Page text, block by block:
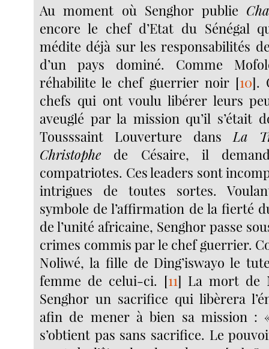
Au moment où Senghor publie
encore le chef d’Etat du Sénégal
médite déjà sur les responsabilités
d’un pays dominé. Comme
réhabilite le chef guerrier noir[10].
chefs qui ont voulu libérer leurs
aveuglé par la mission qu’il s’était
Tousssaint Louverture dans La
Christophe de Césaire, il
compatriotes. Ces leaders sont
intrigues de toutes sortes.
symbole de l’affirmation de la fierté
de l’unité africaine, Senghor passe
crimes commis par le chef guerrier.
Noliwé, la fille de Ding’iswayo le
femme de celui-ci. [11] La mort de
Senghor un sacrifice qui libèrera
afin de mener à bien sa mission :
s’obtient pas sans sacrifice. Le